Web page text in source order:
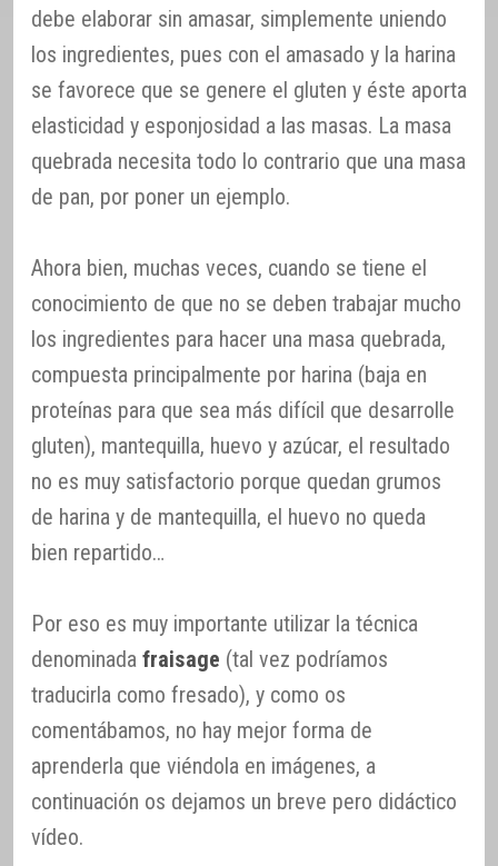
debe elaborar sin amasar, simplemente uniendo
los ingredientes, pues con el amasado y la harina
se favorece que se genere el gluten y éste aporta
elasticidad y esponjosidad a las masas. La masa
quebrada necesita todo lo contrario que una masa
de pan, por poner un ejemplo.
Ahora bien, muchas veces, cuando se tiene el
conocimiento de que no se deben trabajar mucho
los ingredientes para hacer una masa quebrada,
compuesta principalmente por harina (baja en
proteínas para que sea más difícil que desarrolle
gluten), mantequilla, huevo y azúcar, el resultado
no es muy satisfactorio porque quedan grumos
de harina y de mantequilla, el huevo no queda
bien repartido…
Por eso es muy importante utilizar la técnica
denominada fraisage (tal vez podríamos
traducirla como fresado), y como os
comentábamos, no hay mejor forma de
aprenderla que viéndola en imágenes, a
continuación os dejamos un breve pero didáctico
vídeo.